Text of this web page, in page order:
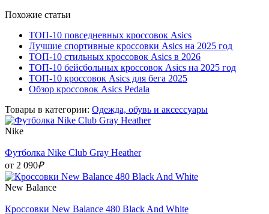
Похожие статьи
ТОП-10 повседневных кроссовок Asics
Лучшие спортивные кроссовки Asics на 2025 год
ТОП-10 стильных кроссовок Asics в 2026
ТОП-10 бейсбольных кроссовок Asics на 2025 год
ТОП-10 кроссовок Asics для бега 2025
Обзор кроссовок Asics Pedala
Товары в категории: Одежда, обувь и аксессуары
Nike
Футболка Nike Club Gray Heather
от 2 090₽
New Balance
Кроссовки New Balance 480 Black And White